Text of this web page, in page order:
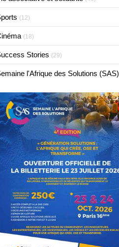
(12)
(18)
Stories (29)
l'Afrique des Solutions (SAS)